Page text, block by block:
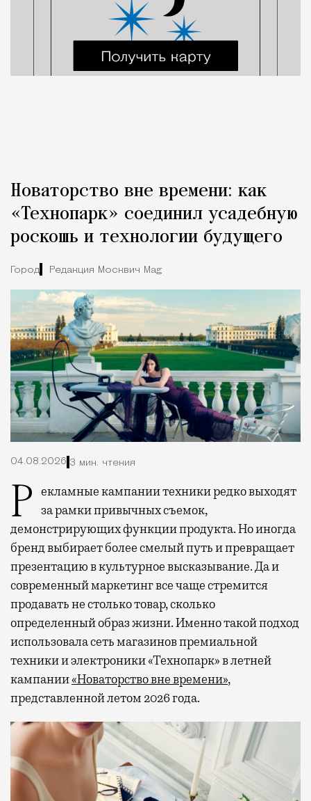
Новаторство вне времени: как
«Технопарк» соединил усадебную
роскошь и технологии будущего
Город Редакция Москвич Mag
04.08.2026 3 мин. чтения
Рекламные кампании техники редко выходят
за рамки привычных съемок,
демонстрирующих функции продукта. Но иногда
бренд выбирает более смелый путь и превращает
презентацию в культурное высказывание. Да и
современный маркетинг все чаще стремится
продавать не столько товар, сколько
определенный образ жизни. Именно такой подход
использовала сеть магазинов премиальной
техники и электроники «Технопарк» в летней
кампании«Новаторство вне времени»,
представленной летом 2026 года.